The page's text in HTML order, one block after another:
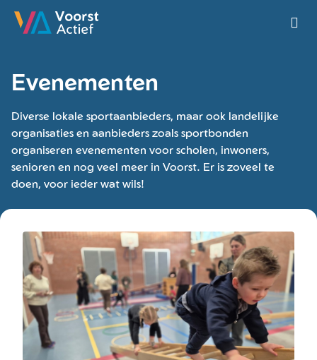
Ga naar de homepage van Voorst Actief
Evenementen
Diverse lokale sportaanbieders, maar ook landelijke
organisaties en aanbieders zoals sportbonden
organiseren evenementen voor scholen, inwoners,
senioren en nog veel meer in Voorst. Er is zoveel te
doen, voor ieder wat wils!